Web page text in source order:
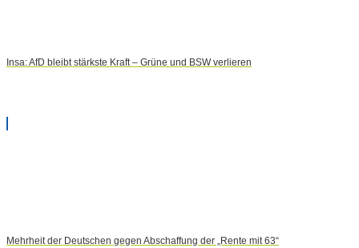
Insa: AfD bleibt stärkste Kraft – Grüne und BSW verlieren
Mehrheit der Deutschen gegen Abschaffung der „Rente mit 63“